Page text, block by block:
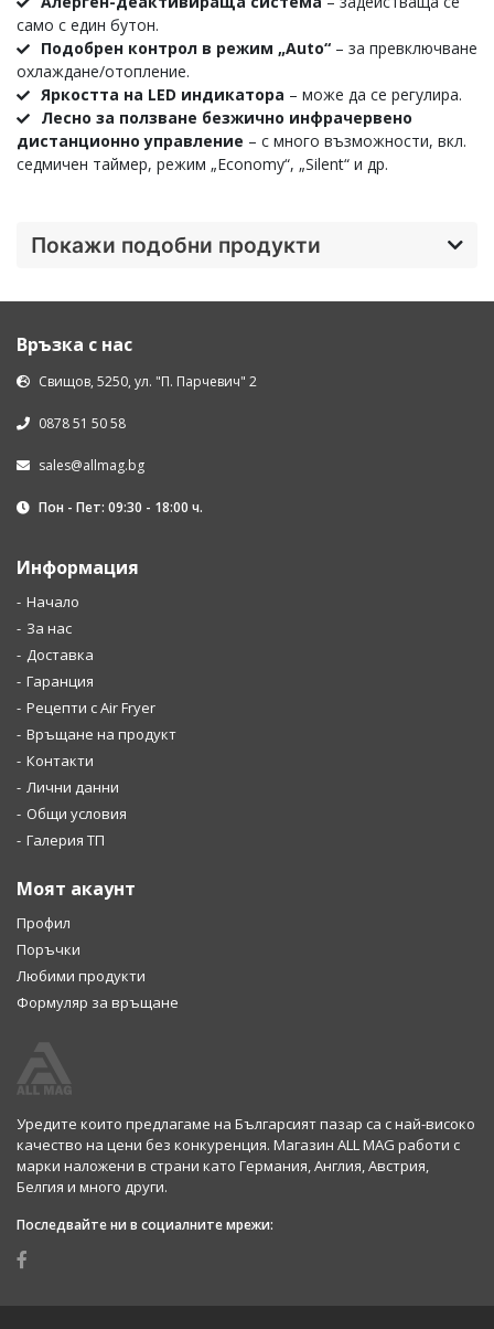
само с един бутон.
Подобрен контрол в режим „Auto“ – за превключване
охлаждане/отопление.
Яркостта на LED индикатора – може да се регулира.
Лесно за ползване безжично инфрачервено
дистанционно управление – с много възможности, вкл.
седмичен таймер, режим „Economy“, „Silent“ и др.
Покажи подобни продукти
Връзка с нас
Свищов, 5250, ул. "П. Парчевич" 2
0878 51 50 58
sales@allmag.bg
Пон - Пет: 09:30 - 18:00 ч.
Информация
Начало
За нас
Доставка
Гаранция
Рецепти с Air Fryer
Връщане на продукт
Контакти
Лични данни
Общи условия
Галерия ТП
Моят акаунт
Профил
Поръчки
Любими продукти
Формуляр за връщане
Уредите които предлагаме на Българсият пазар са с най-високо
качество на цени без конкуренция. Магазин ALL MAG работи с
марки наложени в страни като Германия, Англия, Австрия,
Белгия и много други.
Последвайте ни в социалните мрежи: